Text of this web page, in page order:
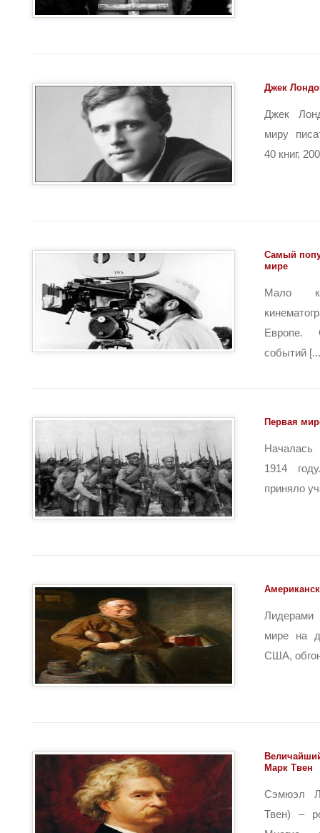
Джек
Джек
миру
40 книг,
Самый
мире
Мало
Европе.
событий
Первая
Началась
1914
приняло
Лидерами
мире на
США,
Марк Твен
Сэмюэл
Твен) –